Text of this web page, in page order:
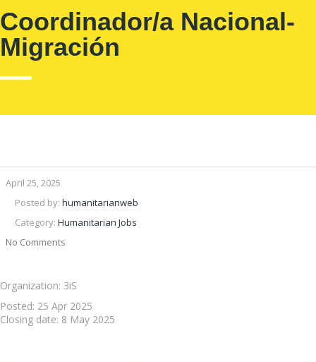
Coordinador/a Nacional-
Migración
April 25, 2025
Posted by: humanitarianweb
Category: Humanitarian Jobs
No Comments
Organization: 3iS
Posted: 25 Apr 2025
Closing date: 8 May 2025